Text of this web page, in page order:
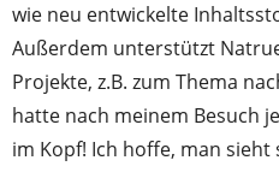
wie neu entwickelte
Außerdem unterstützt
Projekte, z.B. zum Thema
hatte nach meinem Besuch
im Kopf! Ich hoffe, man sieht